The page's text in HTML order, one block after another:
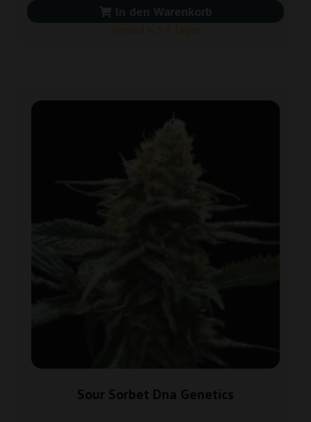
In den Warenkorb
Versand in 3-7 Tagen
Sour Sorbet Dna Genetics